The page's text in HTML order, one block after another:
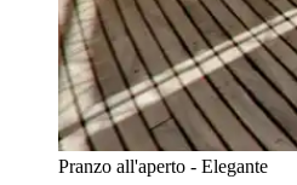
Pranzo all'aperto - Elegante